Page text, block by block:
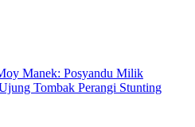
Manek: Posyandu Milik
Tombak Perangi Stunting